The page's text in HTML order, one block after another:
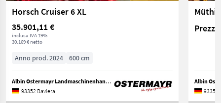
Horsch Cruiser 6 XL
35.901,11 €
inclusa IVA 19%
30.169 € netto
Anno prod. 2024 600 cm
Albin Ostermayr Landmaschinenhandel e.K.
93352 Baviera
93352